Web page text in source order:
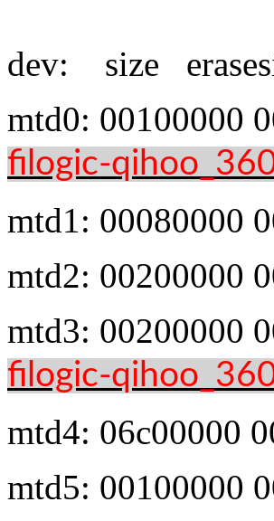
dev: size
mtd0: 00100000
filogic-
mtd1: 00080000
mtd2: 00200000
mtd3: 00200000
filogic-
mtd4: 06c00000
mtd5: 00100000